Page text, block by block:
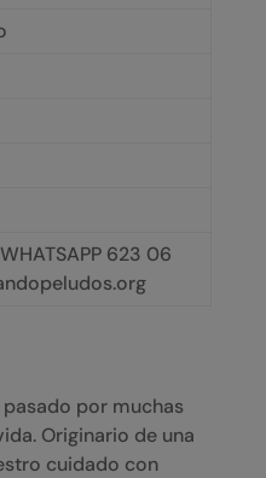
623 06
pasado por muchas
Originario de una
cuidado con